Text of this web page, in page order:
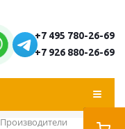
+7 495 780-26-69
+7 926 880-26-69
Производители